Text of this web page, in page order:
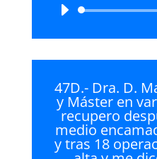
47D.- Dra. D.
y Máster en
recupero
medio
y tras 18